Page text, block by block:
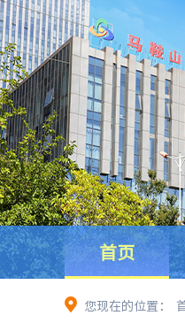
首页
您现在的位置：